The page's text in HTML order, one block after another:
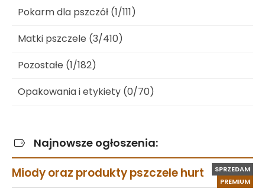
Pokarm dla pszczół (1/111)
Matki pszczele (3/410)
Pozostałe (1/182)
Opakowania i etykiety (0/70)
Najnowsze ogłoszenia:
PREMIUM
SPRZEDAM
Miody oraz produkty pszczele hurt